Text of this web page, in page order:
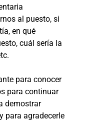
al puesto, si
en qué
cuál sería la
para conocer
para continuar
demostrar
para agradecerle